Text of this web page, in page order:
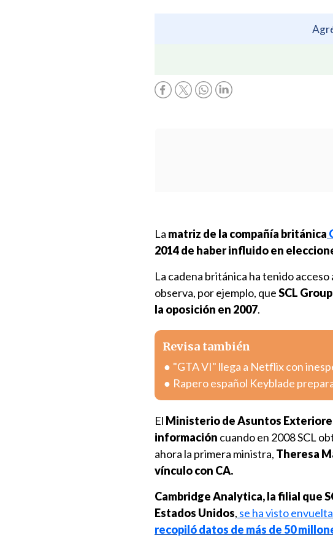
La matriz de la compañía británica
2014 de haber influido en
La cadena británica ha tenido acceso
observa, por ejemplo, queSCL
la oposición en 2007.
Revisa también
"GTA VI" llega a Netflix con
Rapero español Keyblade
El Ministerio de Asuntos
información cuando en 2008 SCL
ahora la primera ministra, Theresa
vínculo con CA.
Cambridge Analytica, la filial que
Estados Unidos, se ha visto
recopiló datos de más de 50